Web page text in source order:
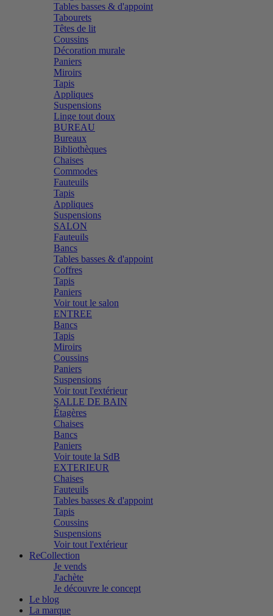
Tables basses & d'appoint
Tabourets
Têtes de lit
Coussins
Décoration murale
Paniers
Miroirs
Tapis
Appliques
Suspensions
Linge tout doux
BUREAU
Bureaux
Bibliothèques
Chaises
Commodes
Fauteuils
Tapis
Appliques
Suspensions
SALON
Fauteuils
Bancs
Tables basses & d'appoint
Coffres
Tapis
Paniers
Voir tout le salon
ENTREE
Bancs
Tapis
Miroirs
Coussins
Paniers
Suspensions
Voir tout l'extérieur
SALLE DE BAIN
Étagères
Chaises
Bancs
Paniers
Voir toute la SdB
EXTERIEUR
Chaises
Fauteuils
Tables basses & d'appoint
Tapis
Coussins
Suspensions
Voir tout l'extérieur
ReCollection
Je vends
J'achète
Je découvre le concept
Le blog
La marque